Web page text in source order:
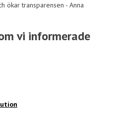
ökar transparensen - Anna
vi informerade